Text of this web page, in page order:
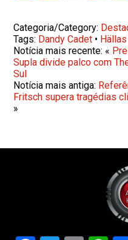
Categoria/Category:
Tags: Dandy Cadet • Hällas
Notícia mais recente: «
Supla divide palco com
Sul
Notícia mais antiga:
Fritsch supera tragédias
»